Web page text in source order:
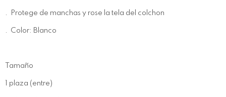
. Protege de manchas y rose la tela del colchon
. Color: Blanco
Tamaño
1 plaza (entre)